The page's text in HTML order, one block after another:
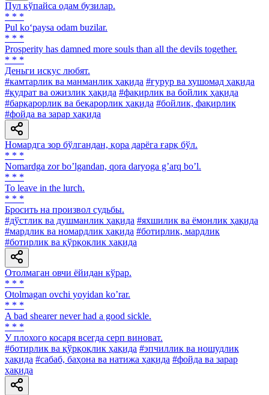
Пул кўпайса одам бузилар.
* * *
Pul ko‘paysa odam buzilar.
* * *
Prosperity has damned more souls than all the devils together.
* * *
Деньги искус любят.
#камтарлик ва манманлик ҳақида #ғурур ва хушомад ҳақида
#қудрат ва ожизлик ҳақида #фақирлик ва бойлик ҳақида
#барқарорлик ва беқарорлик ҳақида #бойлик, фақирлик
#фойда ва зарар ҳақида
Номардга зор бўлгандан, қора дарёга ғарқ бўл.
* * *
Nomardga zor boʼlgandan, qora daryoga gʼarq boʼl.
* * *
To leave in the lurch.
* * *
Бросить на произвол судьбы.
#дўстлик ва душманлик ҳақида #яхшилик ва ёмонлик ҳақида
#мардлик ва номардлик ҳақида #ботирлик, мардлик
#ботирлик ва қўрқоқлик ҳақида
Отолмаган овчи ёйидан кўрар.
* * *
Otolmagan ovchi yoyidan koʼrar.
* * *
A bad shearer never had a good sickle.
* * *
У плохого косаря всегда серп виноват.
#ботирлик ва қўрқоқлик ҳақида #эпчиллик ва ношудлик
ҳақида #сабаб, баҳона ва натижа ҳақида #фойда ва зарар
ҳақида